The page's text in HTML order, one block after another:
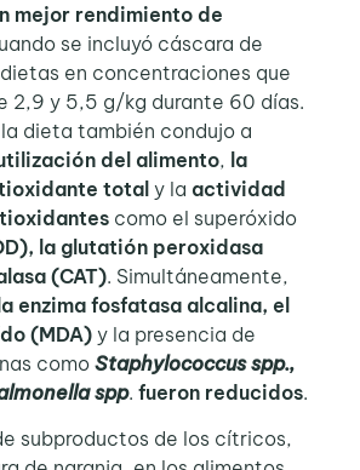
mejor rendimiento de
se incluyó cáscara de
en concentraciones que
2,9 y 5,5 g/kg durante 60 días.
dieta también condujo a
del alimento, la
total y la actividad
como el superóxido
la glutatión peroxidasa
(CAT). Simultáneamente,
enzima fosfatasa alcalina, el
(MDA) y la presencia de
como Staphylococcus spp.,
spp. fueron reducidos.
subproductos de los cítricos,